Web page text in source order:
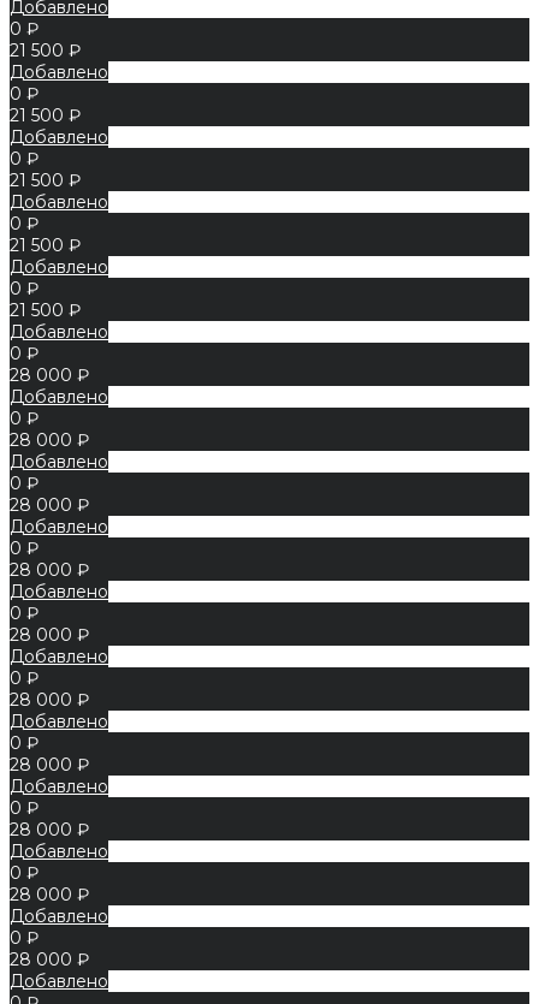
Добавлено
0 ₽
21 500 ₽
Добавлено
0 ₽
21 500 ₽
Добавлено
0 ₽
21 500 ₽
Добавлено
0 ₽
21 500 ₽
Добавлено
0 ₽
21 500 ₽
Добавлено
0 ₽
28 000 ₽
Добавлено
0 ₽
28 000 ₽
Добавлено
0 ₽
28 000 ₽
Добавлено
0 ₽
28 000 ₽
Добавлено
0 ₽
28 000 ₽
Добавлено
0 ₽
28 000 ₽
Добавлено
0 ₽
28 000 ₽
Добавлено
0 ₽
28 000 ₽
Добавлено
0 ₽
28 000 ₽
Добавлено
0 ₽
28 000 ₽
Добавлено